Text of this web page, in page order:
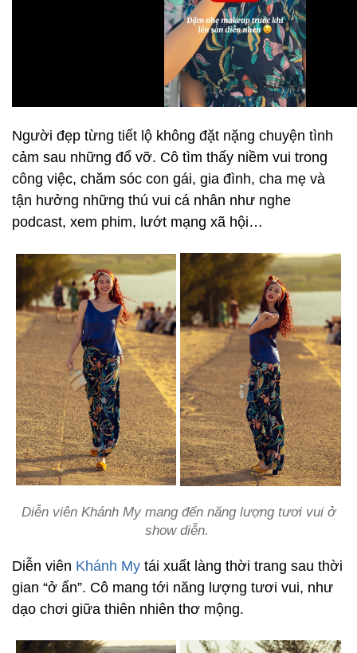
Người đẹp từng tiết lộ không đặt nặng chuyện tình
cảm sau những đổ vỡ. Cô tìm thấy niềm vui trong
công việc, chăm sóc con gái, gia đình, cha mẹ và
tận hưởng những thú vui cá nhân như nghe
podcast, xem phim, lướt mạng xã hội…
Diễn viên Khánh My mang đến năng lượng tươi vui ở
show diễn.
Diễn viên Khánh My tái xuất làng thời trang sau thời
gian “ở ẩn”. Cô mang tới năng lượng tươi vui, như
dạo chơi giữa thiên nhiên thơ mộng.